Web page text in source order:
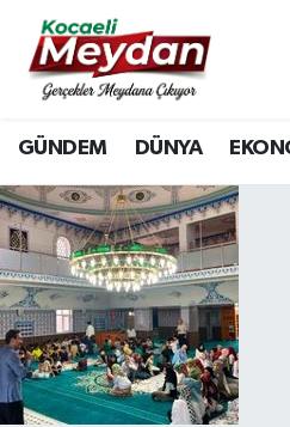
GÜNDEM DÜNYA
Nöbetçi Eczaneler
Hava Durumu
Trafik Durumu
Süper Lig Puan Durumu
Tüm Manşetler
Son Dakika Haberleri